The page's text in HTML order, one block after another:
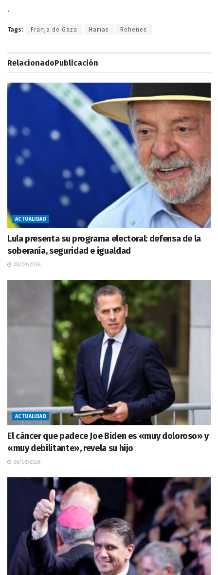
.
Tags: Franja de Gaza Hamas Rehenes
RelacionadoPublicación
ACTUALIDAD
Lula presenta su programa electoral: defensa de la
soberanía, seguridad e igualdad
08/08/2026
ACTUALIDAD
El cáncer que padece Joe Biden es «muy doloroso» y
«muy debilitante», revela su hijo
08/08/2026